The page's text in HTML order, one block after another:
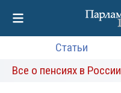
Статьи
Все о пенсиях в России